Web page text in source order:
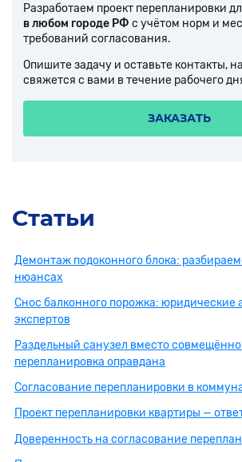
Разработаем проект перепланировки
в любом городе РФ с учётом норм и
требований согласования.
Опишите задачу и оставьте контакты,
свяжется с вами в течение рабочего
ЗАКАЗАТЬ
Статьи
Демонтаж подоконного блока:
нюансах
Снос балконного порожка: юридические
экспертов
Раздельный санузел вместо
перепланировка оправдана
Согласование перепланировки в
Проект перепланировки квартиры —
Доверенность на согласование